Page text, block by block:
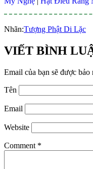
Nhãn:Tượng Phật Di Lặc
VIẾT BÌNH
Email của bạn sẽ được bảo
Tên
Email
Website
Comment *